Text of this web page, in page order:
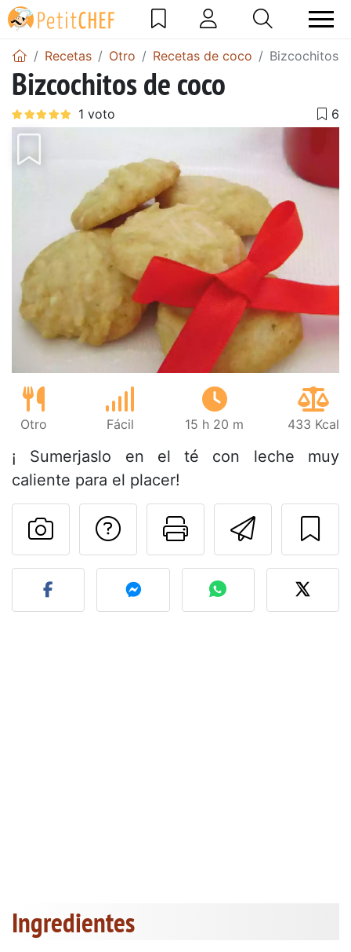
Recetas Otro Recetas de coco Bizcochitos
Bizcochitos de coco
Otro Fácil 15 h 20 m 433 Kcal
¡ Sumerjaslo en el té con leche muy
caliente para el placer!
Imprimir
Preguntar al autor
Publicar la foto de esta
Ingredientes